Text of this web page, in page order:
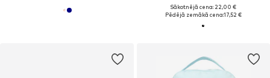
Sākotnējā cena: 22,00 €
Pēdējā zemākā cena:17,52 €